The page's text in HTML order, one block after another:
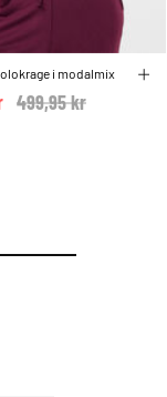
i modalmix
Price reduced from
499,95 kr